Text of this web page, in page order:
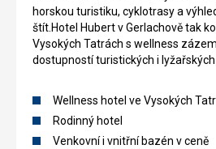
horskou turistiku, cyklotrasy a
štít.Hotel Hubert v Gerlachově tak
Vysokých Tatrách s wellness
dostupností turistických i
Wellness hotel ve Vysokých
Rodinný hotel
Venkovní i vnitřní bazén v ceně